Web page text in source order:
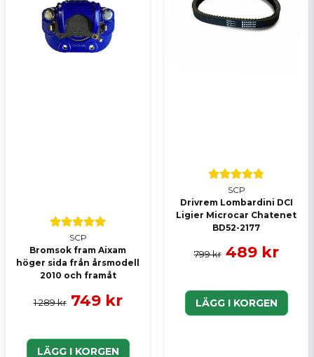
SCP
Bromsok fram Aixam
höger sida från årsmodell
2010 och framåt
1 289 kr 749 kr
LÄGG I KORGEN
SCP
Drivrem Lombardini DCI
Ligier Microcar Chatenet
BD52-2177
799 kr 489 kr
LÄGG I KORGEN